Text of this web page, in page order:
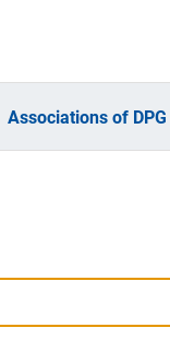
Associations of DPG